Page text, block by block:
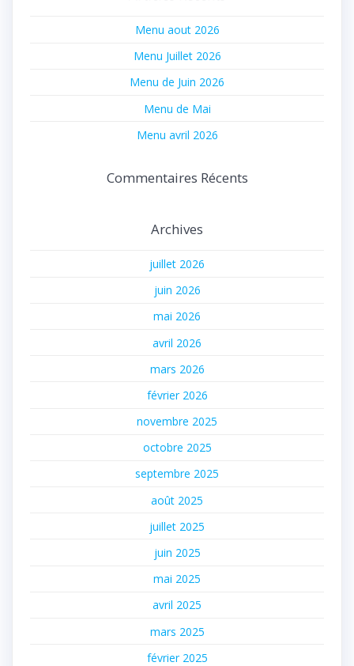
Menu aout 2026
Menu Juillet 2026
Menu de Juin 2026
Menu de Mai
Menu avril 2026
Commentaires Récents
Archives
juillet 2026
juin 2026
mai 2026
avril 2026
mars 2026
février 2026
novembre 2025
octobre 2025
septembre 2025
août 2025
juillet 2025
juin 2025
mai 2025
avril 2025
mars 2025
février 2025